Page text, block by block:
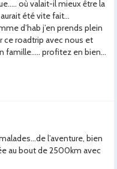
où valait-il mieux être la
été vite fait…
d’hab j’en prends plein
ce roadtrip avec nous et
famille….. profitez en bien…
l’aventure, bien
au bout de 2500km avec